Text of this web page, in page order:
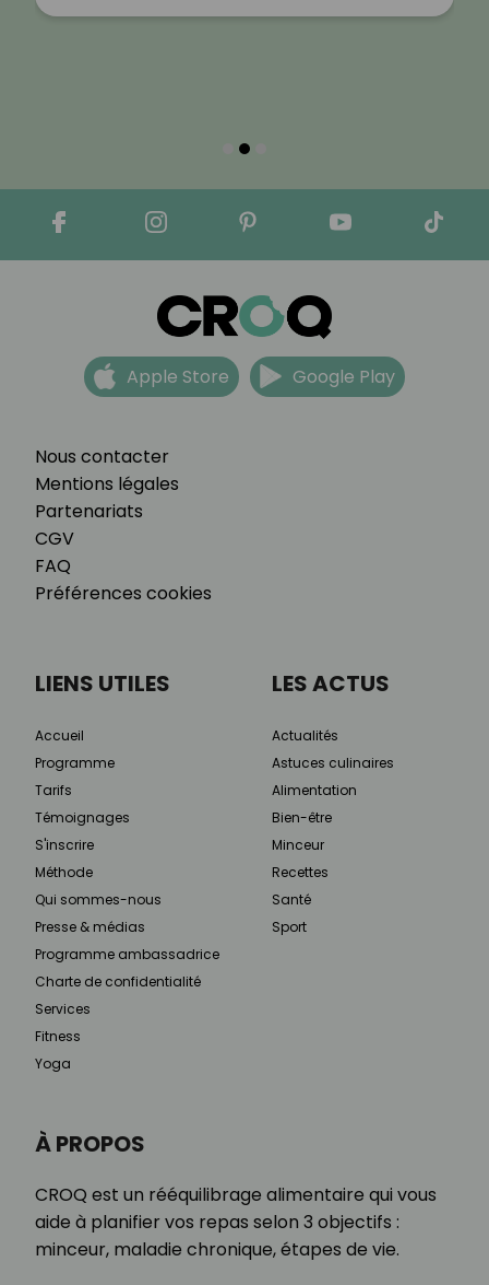
Nous contacter
Mentions légales
Partenariats
CGV
FAQ
Préférences cookies
Apple Store Google Play
À PROPOS
CROQ est un rééquilibrage alimentaire qui vous
aide à planifier vos repas selon 3 objectifs :
minceur, maladie chronique, étapes de vie.
LIENS UTILES
Accueil
Programme
Tarifs
Témoignages
S'inscrire
Méthode
Qui sommes-nous
Presse & médias
Programme ambassadrice
Charte de confidentialité
Services
Fitness
Yoga
LES ACTUS
Actualités
Astuces culinaires
Alimentation
Bien-être
Minceur
Recettes
Santé
Sport